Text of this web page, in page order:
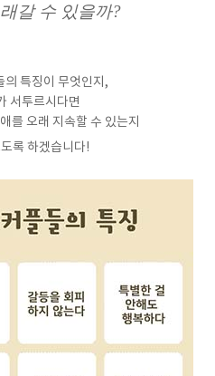
갈 수 있을까?
의 특징이 무엇인지,
서투르시다면
를 오래 지속할 수 있는지
록 하겠습니다!